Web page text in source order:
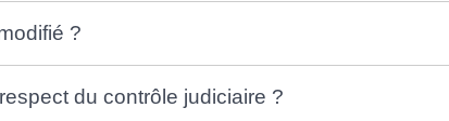
?
du contrôle judiciaire ?